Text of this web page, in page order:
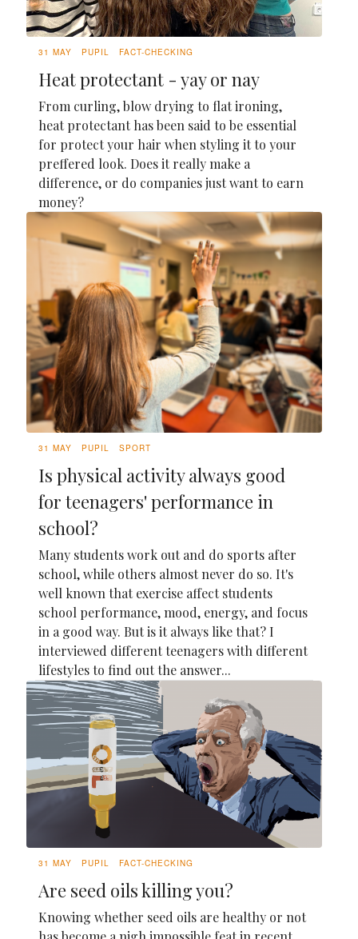
31 MAY PUPIL FACT-CHECKING
Heat protectant - yay or nay
From curling, blow drying to flat ironing,
heat protectant has been said to be essential
for protect your hair when styling it to your
preffered look. Does it really make a
difference, or do companies just want to earn
money?
31 MAY PUPIL SPORT
Is physical activity always good
for teenagers' performance in
school?
Many students work out and do sports after
school, while others almost never do so. It's
well known that exercise affect students
school performance, mood, energy, and focus
in a good way. But is it always like that? I
interviewed different teenagers with different
lifestyles to find out the answer...
31 MAY PUPIL FACT-CHECKING
Are seed oils killing you?
Knowing whether seed oils are healthy or not